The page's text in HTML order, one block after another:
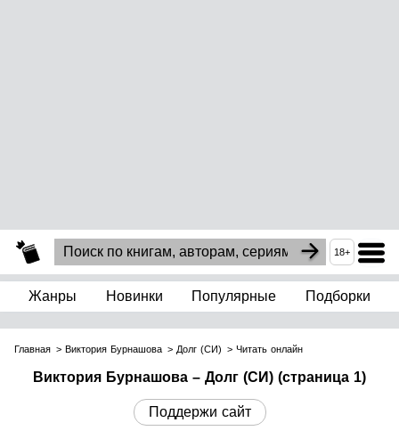
18+
Жанры Новинки Популярные Подборки
Главная Виктория Бурнашова Долг (СИ) Читать онлайн
Виктория Бурнашова – Долг (СИ) (страница 1)
Поддержи сайт